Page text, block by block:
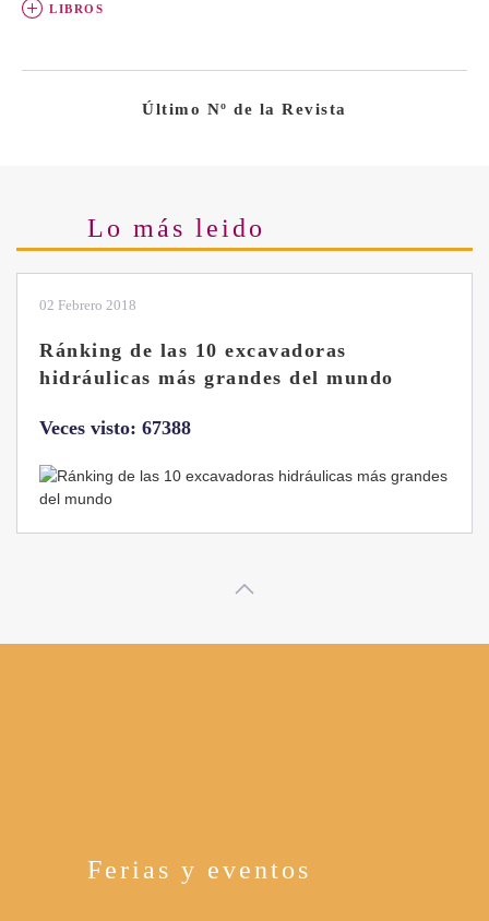
LIBROS
Último Nº de la Revista
Lo más leido
28 Enero 2019
Las ventajas de la excavadora Yanmar
B7 Sigma-6
Veces visto: 32216
Ferias y eventos